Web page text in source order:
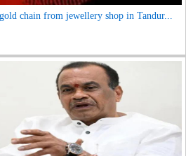
chain from jewellery shop in Tandur...